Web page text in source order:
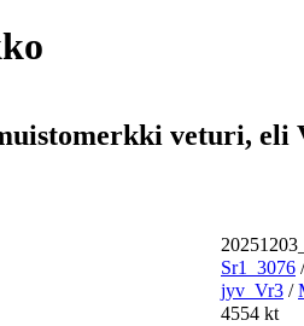
veturi,
Sr1_3076
jyv_Vr3 /
4554 kt